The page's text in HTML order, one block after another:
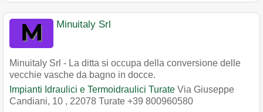
Minuitaly Srl
Minuitaly Srl - La ditta si occupa della conversione delle
vecchie vasche da bagno in docce.
Impianti Idraulici e Termoidraulici Turate Via Giuseppe
Candiani, 10 , 22078 Turate +39 800960580